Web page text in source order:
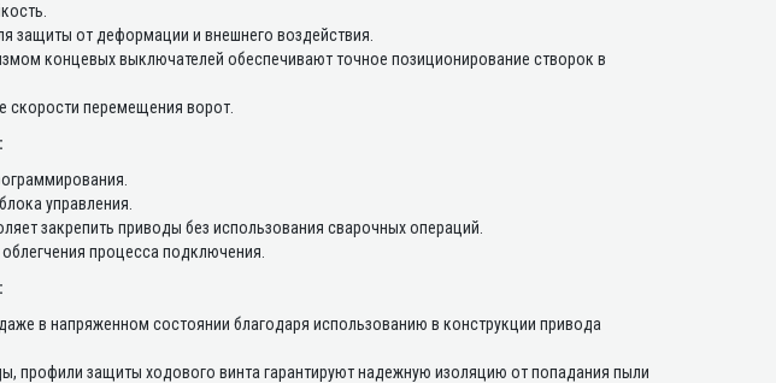
защиты от деформации и внешнего воздействия.
концевых выключателей обеспечивают точное позиционирование створок в
скорости перемещения ворот.
управления.
закрепить приводы без использования сварочных операций.
процесса подключения.
в напряженном состоянии благодаря использованию в конструкции привода
профили защиты ходового винта гарантируют надежную изоляцию от попадания пыли